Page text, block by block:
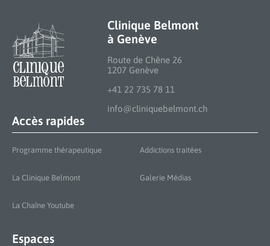
Clinique Belmont
à Genève
Route de Chêne 26
1207 Genève
+41 22 735 78 11
info@cliniquebelmont.ch
Accès rapides
Programme thérapeutique Addictions traitées
La Clinique Belmont Galerie Médias
La Chaîne Youtube
Espaces